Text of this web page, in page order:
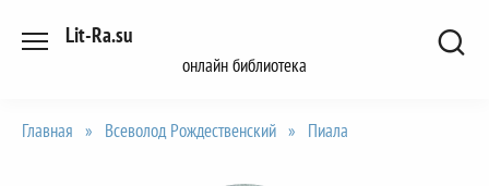
Lit-Ra.su
онлайн библиотека
Главная » Всеволод Рождественский » Пиала